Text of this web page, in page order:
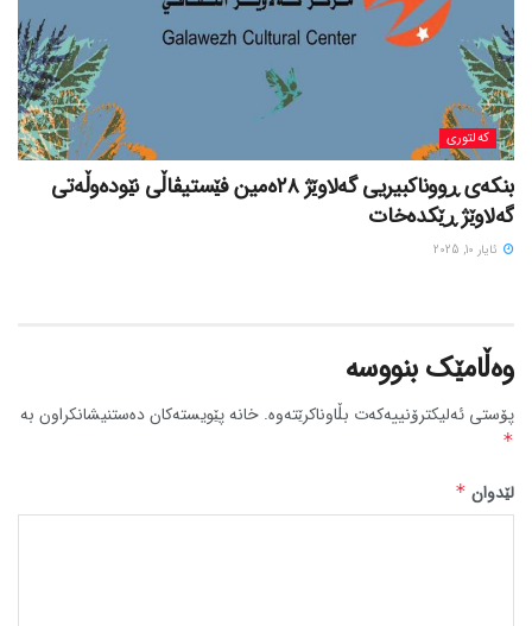
کەلتوری
بنکەی ڕووناکبیریی گەلاوێژ ٢٨ەمین فێستیڤاڵی نێودەوڵەتی
گەلاوێژ ڕێکدەخات
ئایار 10, 2025
وەڵامێک بنووسە
پۆستی ئەلیکترۆنییەکەت بڵاوناکرێتەوە. خانە پێویستەکان دەستنیشانکراون بە
*
لێدوان *